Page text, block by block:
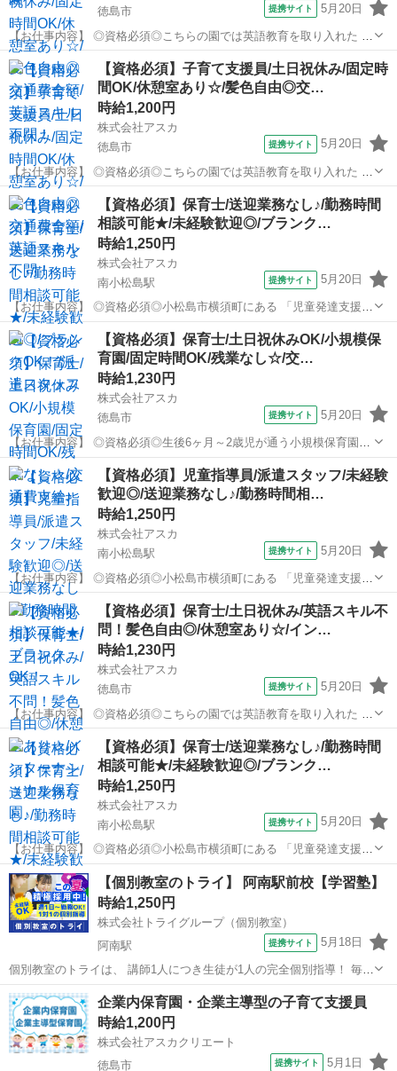
徳島市
提携サイト 5月20日
【お仕事内容】 ◎資格必須◎こちらの園では英語教育を取り入れた 保
育を行っております◎ だからと言って ★英語スキルは一切不問です★
英語教育を導入したカリキュラムや 朝の会・帰りの会は外国人の英語
教師が 担当いたします...
徳島 徳島市 保育士
【資格必須】子育て支援員/土日祝休み/固定時
間OK/休憩室あり☆/髪色自由◎交…
時給1,200円
株式会社アスカ
徳島市
提携サイト 5月20日
【お仕事内容】 ◎資格必須◎こちらの園では英語教育を取り入れた 保
育を行っております◎ だからと言って ★英語スキルは一切不問です★
英語教育を導入したカリキュラムや 朝の会・帰りの会は外国人の英語
教師が 担当いたします...
徳島 徳島市 保育士
【資格必須】保育士/送迎業務なし♪/勤務時間
相談可能★/未経験歓迎◎/ブランク…
時給1,250円
株式会社アスカ
南小松島駅
提携サイト 5月20日
【お仕事内容】 ◎資格必須◎小松島市横須町にある 「児童発達支援セ
ンターめだか」の 派遣保育士さんの求人です！ ことばや運動等発達が
気になる 就学前（1歳～5歳）のお子様を対象とし あそびや生活習慣の
指導、言語訓練等を 一...
徳島 小松島市 南小松島駅 保育士
【資格必須】保育士/土日祝休みOK/小規模保
育園/固定時間OK/残業なし☆/交…
時給1,230円
株式会社アスカ
徳島市
提携サイト 5月20日
【お仕事内容】 ◎資格必須◎生後6ヶ月～2歳児が通う小規模保育園♪
保育士の資格を活かして 働いてみませんか？(*^^*) 園児の増員に伴
い、 職員さんを募集しています！ ■お仕事内容 ‾‾‾‾‾‾‾ 園児の見守り、
食...
徳島 徳島市 保育士
【資格必須】児童指導員/派遣スタッフ/未経験
歓迎◎/送迎業務なし♪/勤務時間相…
時給1,250円
株式会社アスカ
南小松島駅
提携サイト 5月20日
【お仕事内容】 ◎資格必須◎小松島市横須町にある 「児童発達支援セ
ンターめだか」の 派遣児童指導員さんの求人です！ ことばや運動等発
達が気になる 就学前（1歳～5歳）のお子様を対象とし あそびや生活習
慣の指導、言語訓練等を...
徳島 小松島市 南小松島駅 保育士
【資格必須】保育士/土日祝休み/英語スキル不
問！髪色自由◎/休憩室あり☆/イン…
時給1,230円
株式会社アスカ
徳島市
提携サイト 5月20日
【お仕事内容】 ◎資格必須◎こちらの園では英語教育を取り入れた 保
育を行っております◎ だからと言って保育士さんの ★英語スキルは一
切不問です★ 英語教育を導入したカリキュラムや 朝の会・帰りの会は
外国人の英語教師が 担...
徳島 徳島市 保育士
【資格必須】保育士/送迎業務なし♪/勤務時間
相談可能★/未経験歓迎◎/ブランク…
時給1,250円
株式会社アスカ
南小松島駅
提携サイト 5月20日
【お仕事内容】 ◎資格必須◎小松島市横須町にある 「児童発達支援セ
ンターめだか」の 派遣保育士さんの求人です！ ことばや運動等発達が
気になる 就学前（1歳～5歳）のお子様を対象とし あそびや生活習慣の
指導、言語訓練等を 一...
徳島 小松島市 南小松島駅 保育士
【個別教室のトライ】 阿南駅前校【学習塾】
時給1,250円
株式会社トライグループ（個別教室）
阿南駅
提携サイト 5月18日
個別教室のトライは、 講師1人につき生徒が1人の完全個別指導！ 毎回
同じ生徒を担当するので教えやすさ抜群♪ あなたの得意な科目だけを
指導担当することもできます。 生徒の【やる気UP】・【成績UP】に
向けて 学習指導を行っ...
徳島 阿南市 阿南駅 塾講師
企業内保育園・企業主導型の子育て支援員
時給1,200円
株式会社アスカクリエート
徳島市
提携サイト 5月1日